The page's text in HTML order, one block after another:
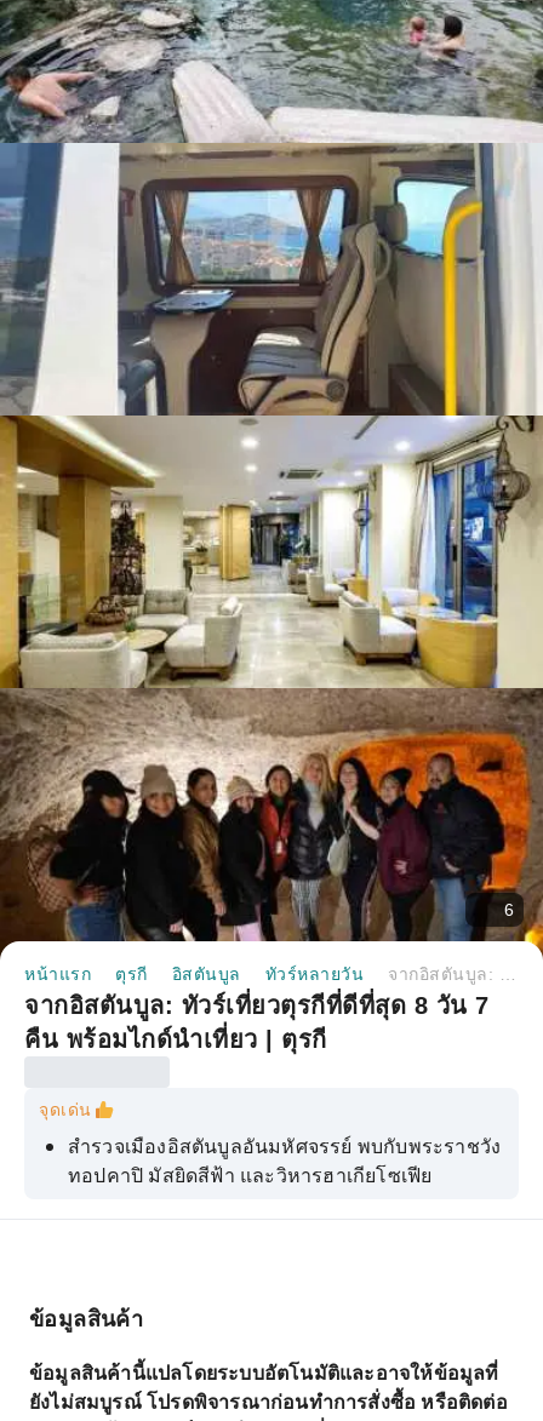
6
หน้าแรก ตุรกี อิสตันบูล ทัวร์หลายวัน
จากอิสตันบูล: ทัวร์เที่ยวตุรกีที่ดีที่สุด 8 วัน 7
คืน พร้อมไกด์นำเที่ยว | ตุรกี
จุดเด่น
สำรวจเมืองอิสตันบูลอันมหัศจรรย์ พบกับพระราชวัง
ทอปคาปิ มัสยิดสีฟ้า และวิหารฮาเกียโซเฟีย
ค้นพบความงามทางธรรมชาติของคัปปาโดเกีย โก
วน
ซัส วิหารฮาดริอาน และสถานที่อื่นๆ
ข้อมูลสินค้า
ข้อมูลสินค้านี้แปลโดยระบบอัตโนมัติและอาจให้ข้อมูลที่
ยังไม่สมบูรณ์ โปรดพิจารณาก่อนทำการสั่งซื้อ หรือติดต่อ